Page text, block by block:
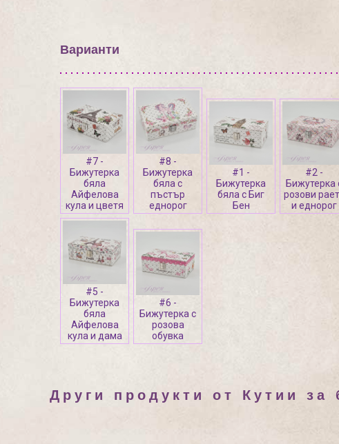
Варианти
#7 -
Бижутерка
бяла
Айфелова
кула и цветя
#8 -
Бижутерка
бяла с
пъстър
еднорог
#1 -
Бижутерка
бяла с Биг
Бен
#2 -
Бижутерка
розови
и еднорог
#5 -
Бижутерка
бяла
Айфелова
кула и дама
#6 -
Бижутерка с
розова
обувка
Други продукти от Кутии за